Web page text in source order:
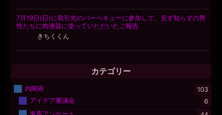
カテゴリー
内閣府
103
アイデア審議会
6
鬼畜アンケート